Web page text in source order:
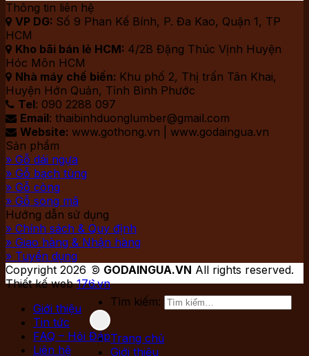
Thông tin liên hệ
 VP DG: Số 9 Phan Kế Bính, P. Đa Kao, Quận 1, TP
HCM
 Kho bãi bán lẻ HCM: 4/2B Đặng Thúc Vịnh Huyện
Hóc Môn HCM
 Nhà máy chế biến: Khu phố 2, Thị trấn Tân Khai,
Huyện Hớn Quản, Tỉnh Bình Phước
 Tel: 090 2288 097
 Email: thaibinhduonglumber@gmail.com
 Website: www.gothong.vn | www.godaingua.vn
Sản phẩm
» Gỗ dái ngựa
» Gỗ bạch tùng
» Gỗ còng
» Gỗ song mã
Hướng dẫn sử dụng
» Chính sách & Quy định
» Giao hàng & Nhận hàng
» Tuyển dụng
Copyright 2026 © GODAINGUA.VN All rights reserved.
Thiết kế web176.vn
Giới thiệu
Tin tức
FAQ – Hỏi Đáp
Liên hệ
Tìm kiếm:
Trang chủ
Giới thiệu